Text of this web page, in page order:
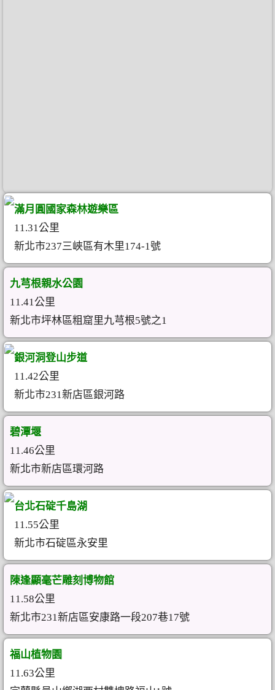
滿月圓國家森林遊樂區
11.31公里
新北市237三峽區有木里174-1號
九芎根親水公園
11.41公里
新北市坪林區粗窟里九芎根5號之1
銀河洞登山步道
11.42公里
新北市231新店區銀河路
碧潭堰
11.46公里
新北市新店區環河路
台北石碇千島湖
11.55公里
新北市石碇區永安里
陳逢顯毫芒雕刻博物館
11.58公里
新北市231新店區安康路一段207巷17號
福山植物園
11.63公里